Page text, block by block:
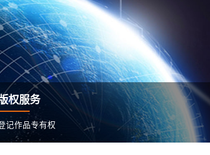
权服务
记作品专有权